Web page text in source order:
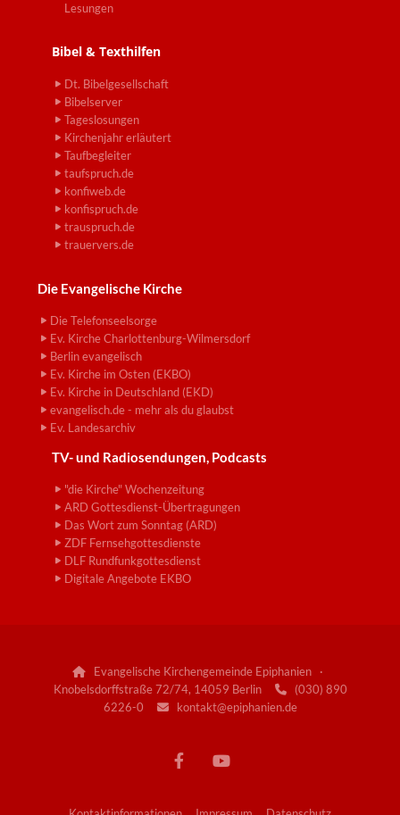
Lesungen
Bibel & Texthilfen
Dt. Bibelgesellschaft
Bibelserver
Tageslosungen
Kirchenjahr erläutert
Taufbegleiter
taufspruch.de
konfiweb.de
konfispruch.de
trauspruch.de
trauervers.de
Die Evangelische Kirche
Die Telefonseelsorge
Ev. Kirche Charlottenburg-Wilmersdorf
Berlin evangelisch
Ev. Kirche im Osten (EKBO)
Ev. Kirche in Deutschland (EKD)
evangelisch.de - mehr als du glaubst
Ev. Landesarchiv
TV- und Radiosendungen, Podcasts
"die Kirche" Wochenzeitung
ARD Gottesdienst-Übertragungen
Das Wort zum Sonntag (ARD)
ZDF Fernsehgottesdienste
DLF Rundfunkgottesdienst
Digitale Angebote EKBO
Evangelische Kirchengemeinde Epiphanien ·
Knobelsdorffstraße 72/74, 14059 Berlin
(030) 890
6226-0
kontakt@epiphanien.de